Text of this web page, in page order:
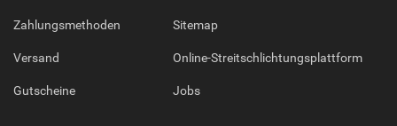
Zahlungsmethoden
Versand
Gutscheine
Sitemap
Online-Streitschlichtungsplattform
Jobs